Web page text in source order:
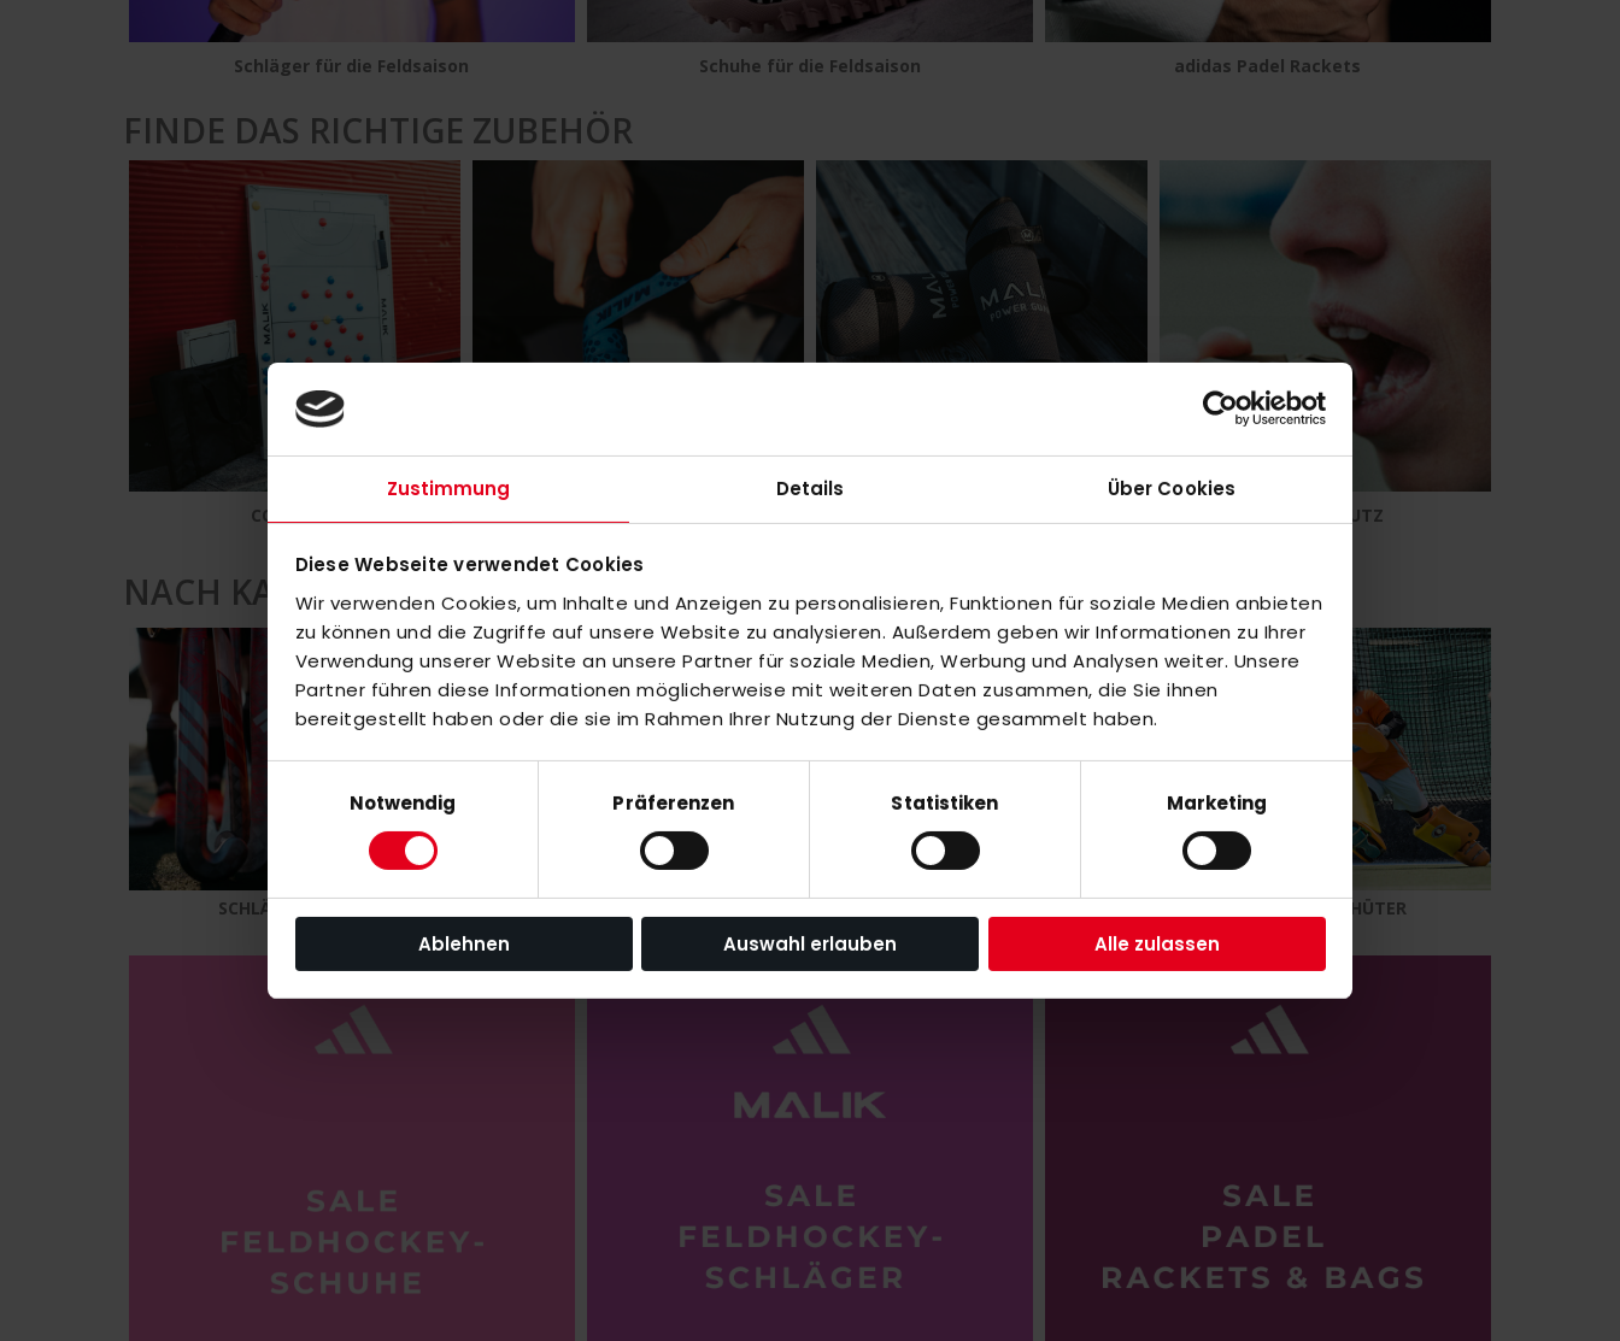
Zustimmung Details Über Cookies
Diese Webseite verwendet Cookies
Wir verwenden Cookies, um Inhalte und Anzeigen zu personalisieren, Funktionen für soziale Medien anbieten
zu können und die Zugriffe auf unsere Website zu analysieren. Außerdem geben wir Informationen zu Ihrer
Verwendung unserer Website an unsere Partner für soziale Medien, Werbung und Analysen weiter. Unsere
Partner führen diese Informationen möglicherweise mit weiteren Daten zusammen, die Sie ihnen
bereitgestellt haben oder die sie im Rahmen Ihrer Nutzung der Dienste gesammelt haben.
Notwendig
Präferenzen Statistiken Marketing
Ablehnen Auswahl erlauben Alle zulassen
Schläger für die Feldsaison Schuhe für die Feldsaison adidas Padel Rackets
FINDE DAS RICHTIGE ZUBEHÖR
COACHING ZAHNSCHUTZ
NACH KATEGORIE KAUFEN
SCHLÄGER TORHÜTER